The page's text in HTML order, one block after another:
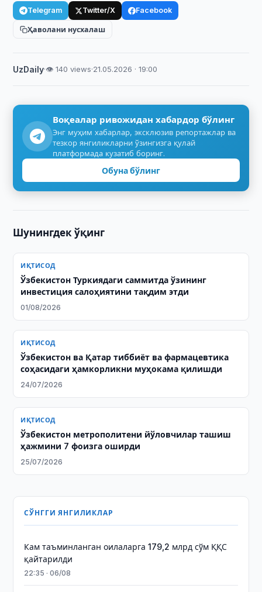
Telegram Twitter/X Facebook
Ҳаволани нусхалаш
UzDaily·👁 140 views·21.05.2026 · 19:00
Воқеалар ривожидан хабардор бўлинг
Энг муҳим хабарлар, эксклюзив репортажлар ва
тезкор янгиликларни ўзингизга қулай
платформада кузатиб боринг.
Обуна бўлинг
Шунингдек ўқинг
ИҚТИСОД
Ўзбекистон Туркиядаги саммитда ўзининг
инвестиция салоҳиятини тақдим этди
01/08/2026
ИҚТИСОД
Ўзбекистон ва Қатар тиббиёт ва фармацевтика
соҳасидаги ҳамкорликни муҳокама қилишди
24/07/2026
ИҚТИСОД
Ўзбекистон метрополитени йўловчилар ташиш
ҳажмини 7 фоизга оширди
25/07/2026
СЎНГГИ ЯНГИЛИКЛАР
Кам таъминланган оилаларга 179,2 млрд сўм ҚҚС
қайтарилди
22:35 · 06/08